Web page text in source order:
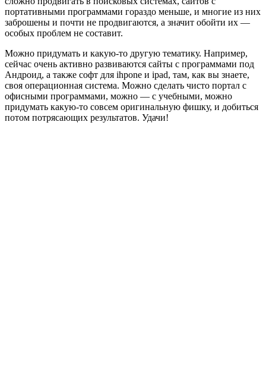
портативными программами гораздо меньше, и многие из них
заброшены и почти не продвигаются, а значит обойти их —
особых проблем не составит.
Можно придумать и какую-то другую тематику. Например,
сейчас очень активно развиваются сайты с программами под
Андроид, а также софт для ihpone и ipad, там, как вы знаете,
своя операционная система. Можно сделать чисто портал с
офисными программами, можно — с учебными, можно
придумать какую-то совсем оригинальную фишку, и добиться
потом потрясающих результатов. Удачи!